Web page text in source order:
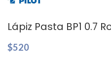
Lápiz Pasta BP1 0.7
$520